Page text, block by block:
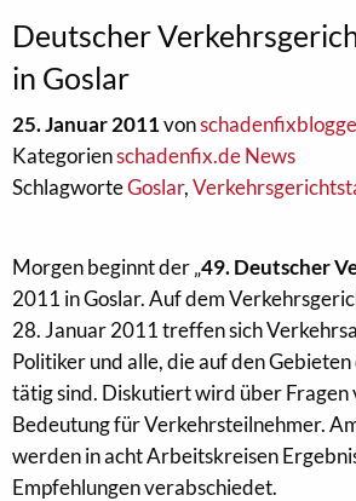
Deutscher
in Goslar
25. Januar 2011von
Kategorienschadenfix.de News
SchlagworteGoslar,
Morgen beginnt der „49. Deutscher
2011 in Goslar. Auf dem
28. Januar 2011 treffen sich
Politiker und alle, die auf den
tätig sind. Diskutiert wird über Fragen
Bedeutung für Verkehrsteilnehmer.
werden in acht Arbeitskreisen
Empfehlungen verabschiedet.